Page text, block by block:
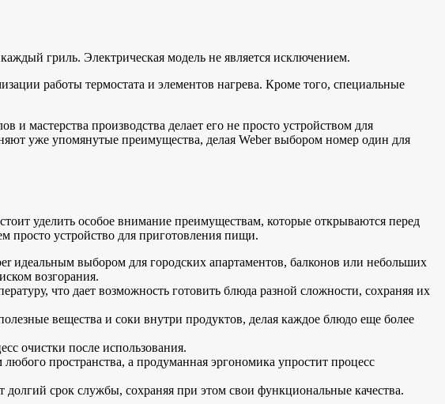
гриль. Электрическая модель не является исключением.
работы термостата и элементов нагрева. Кроме того, специальные
и мастерства производства делает его не просто устройством для
уже упомянутые преимущества, делая Weber выбором номер один для
уделить особое внимание преимуществам, которые открываются перед
просто устройство для приготовления пищи.
идеальным выбором для городских апартаментов, балконов или небольших
возгорания.
что дает возможность готовить блюда разной сложности, сохраняя их
вещества и соки внутри продуктов, делая каждое блюдо еще более
очистки после использования.
пространства, а продуманная эргономика упростит процесс
срок службы, сохраняя при этом свои функциональные качества.